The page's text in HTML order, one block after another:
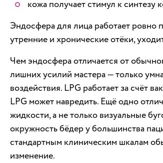
кожа получает стимул к синтезу
Эндосфера для лица работает ровно
утренние и хронические отёки,
Чем эндосфера отличается от
лишних усилий мастера — только
воздействия. LPG работает за счёт
LPG может навредить. Ещё одно
жидкости, а не только визуальные
окружность бёдер у большинства
стандартным клиническим шкалам
изменение.